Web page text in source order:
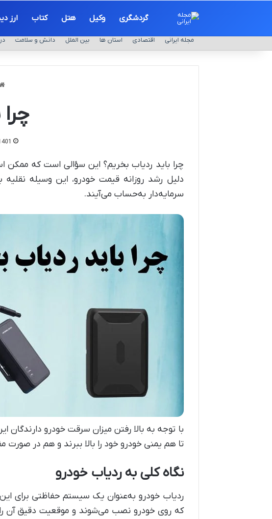
گردشگری وکیل هتل کتاب ارز
مجله ایرانی اقتصادی استان ها بین الملل دانش و سلامت
چرا باید ردیاب بخریم؟ این سؤالی است که ممکن
دلیل رشد روزانه قیمت خودرو، این وسیله
سرمایه‌دار به‌حساب می‌آیند.
با توجه به بالا رفتن میزان سرقت خودرو دارندگان
تا هم یمنی خودرو خود را بالا ببرند و هم در صورت
نگاه کلی به ردیاب خودرو
ردیاب خودرو به‌عنوان یک سیستم حفاظتی برای
که روی خودرو نصب می‌شوند و موقعیت دقیق آن را